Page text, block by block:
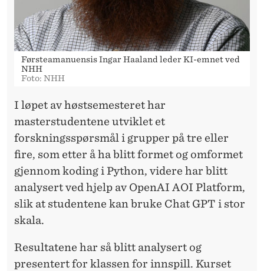
Førsteamanuensis Ingar Haaland leder KI-emnet ved
NHH
Foto: NHH
I løpet av høstsemesteret har
masterstudentene utviklet et
forskningsspørsmål i grupper på tre eller
fire, som etter å ha blitt formet og omformet
gjennom koding i Python, videre har blitt
analysert ved hjelp av OpenAI AOI Platform,
slik at studentene kan bruke Chat GPT i stor
skala.
Resultatene har så blitt analysert og
presentert for klassen for innspill. Kurset